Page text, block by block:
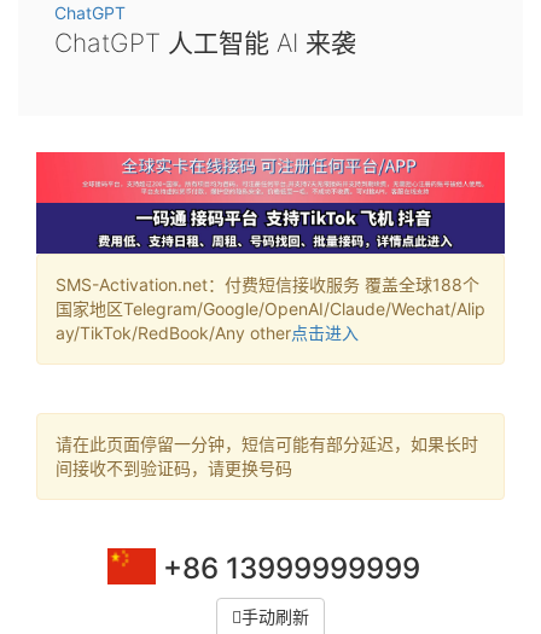
ChatGPT
ChatGPT 人工智能 AI 来袭
SMS-Activation.net：付费短信接收服务 覆盖全球188个
国家地区Telegram/Google/OpenAI/Claude/Wechat/Alip
ay/TikTok/RedBook/Any other点击进入
请在此页面停留一分钟，短信可能有部分延迟，如果长时
间接收不到验证码，请更换号码
+86 13999999999
手动刷新